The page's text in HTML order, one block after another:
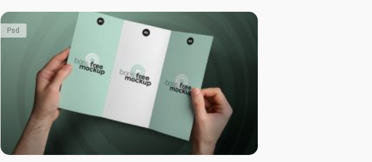
Psd